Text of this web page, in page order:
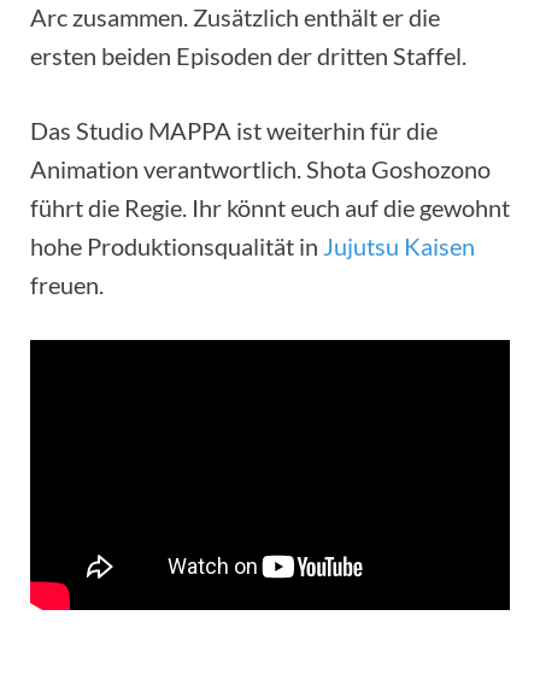
Arc zusammen. Zusätzlich enthält er die
ersten beiden Episoden der dritten Staffel.
Das Studio MAPPA ist weiterhin für die
Animation verantwortlich. Shota Goshozono
führt die Regie. Ihr könnt euch auf die gewohnt
hohe Produktionsqualität in Jujutsu Kaisen
freuen.